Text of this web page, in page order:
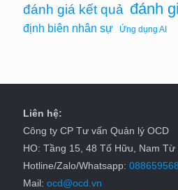
đánh giá kết quả đánh
định biên nhân sự Ứng dụng AI
Liên hệ:
Công ty CP Tư vấn Quản lý OCD
HO: Tầng 15, 48 Tố Hữu, Nam Từ
Hotline/Zalo/Whatsapp:
Mail: ocd@ocd.vn